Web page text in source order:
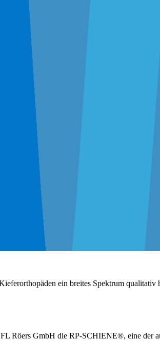
ein breites Spektrum qualitativ
Röers GmbH die RP-SCHIENE®, eine der